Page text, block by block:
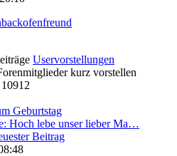
Uservorstellungen
kurz vorstellen
10912
Geburtstag
Hoch lebe unser lieber Ma…
Beitrag